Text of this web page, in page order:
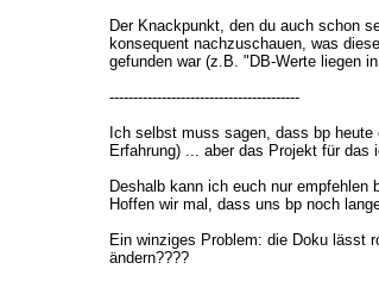
Der Knackpunkt, den du auch schon
konsequent nachzuschauen, was
gefunden war (z.B. "DB-Werte liegen
----------------------------------------
Ich selbst muss sagen, dass bp
Erfahrung) ... aber das Projekt für das
Deshalb kann ich euch nur
Hoffen wir mal, dass uns bp noch
Ein winziges Problem: die Doku lässt
ändern????